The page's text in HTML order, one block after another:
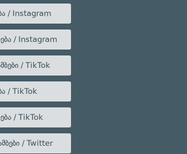
/ Instagram
/ Instagram
/ TikTok
/ TikTok
/ TikTok
/ Twitter